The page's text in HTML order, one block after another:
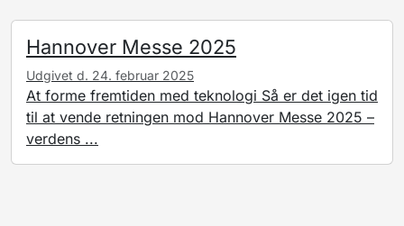
Hannover Messe 2025
Udgivet d. 24. februar 2025
At forme fremtiden med teknologi Så er det igen tid
til at vende retningen mod Hannover Messe 2025 –
verdens ...